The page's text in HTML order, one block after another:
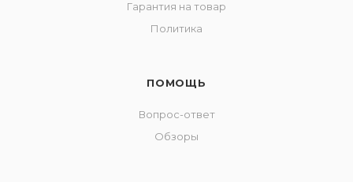
Гарантия на товар
Политика
ПОМОЩЬ
Вопрос-ответ
Обзоры